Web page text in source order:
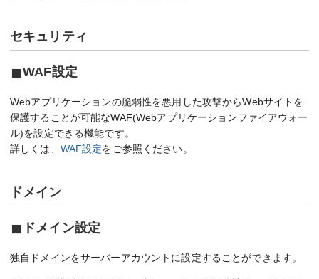
セキュリティ
WAF設定
Webアプリケーションの脆弱性を悪用した攻撃からWebサイトを
保護することが可能なWAF(Webアプリケーションファイアウォー
ル)を設定できる機能です。
詳しくは、 WAF設定をご参照ください。
ドメイン
ドメイン設定
独自ドメインをサーバーアカウントに設定することができます。